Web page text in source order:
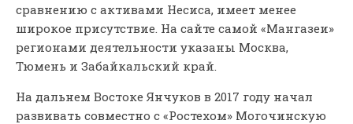
сравнению с активами Несиса, имеет менее
широкое присутствие. На сайте самой «Мангазеи»
регионами деятельности указаны Москва,
Тюмень и Забайкальский край.
На дальнем Востоке Янчуков в 2017 году начал
развивать совместно с «Ростехом» Могочинскую